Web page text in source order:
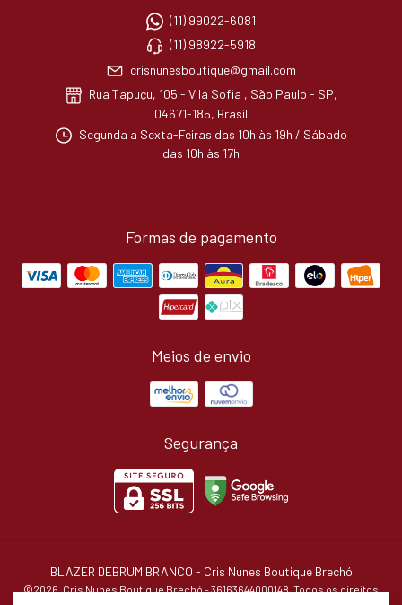
(11) 99022-6081
(11) 98922-5918
crisnunesboutique@gmail.com
Rua Tapuçu, 105 - Vila Sofia , São Paulo - SP,
04671-185, Brasil
Segunda a Sexta-Feiras das 10h às 19h / Sábado
das 10h às 17h
Formas de pagamento
Meios de envio
Segurança
BLAZER DEBRUM BRANCO - Cris Nunes Boutique Brechó
©2026. Cris Nunes Boutique Brechó - 36163644000148. Todos os direitos